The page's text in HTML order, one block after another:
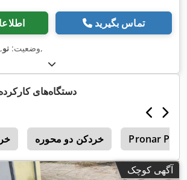
تماس بگیرید
وضعیت: نو ,
دستگاه‌های
خردکن دو محوره Pronar Puv
آگهی کوچک